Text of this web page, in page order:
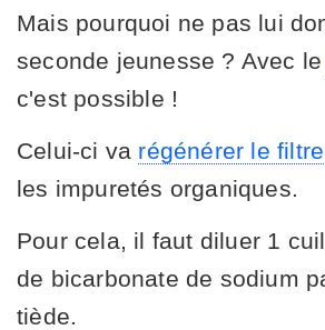
Mais pourquoi ne pas lui
seconde jeunesse ? Avec le
c'est possible !
Celui-ci va régénérer le filtre
les impuretés organiques.
Pour cela, il faut diluer 1
de bicarbonate de sodium
tiède.